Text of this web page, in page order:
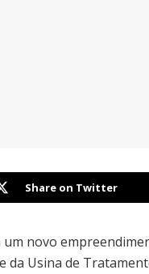
Share on Twitter
um novo
da Usina de